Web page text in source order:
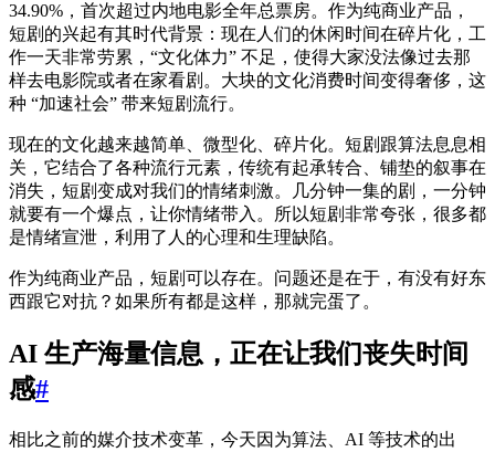
34.90%，首次超过内地电影全年总票房。作为纯商业产品，
短剧的兴起有其时代背景：现在人们的休闲时间在碎片化，工
作一天非常劳累，“文化体力” 不足，使得大家没法像过去那
样去电影院或者在家看剧。大块的文化消费时间变得奢侈，这
种 “加速社会” 带来短剧流行。
现在的文化越来越简单、微型化、碎片化。短剧跟算法息息相
关，它结合了各种流行元素，传统有起承转合、铺垫的叙事在
消失，短剧变成对我们的情绪刺激。几分钟一集的剧，一分钟
就要有一个爆点，让你情绪带入。所以短剧非常夸张，很多都
是情绪宣泄，利用了人的心理和生理缺陷。
作为纯商业产品，短剧可以存在。问题还是在于，有没有好东
西跟它对抗？如果所有都是这样，那就完蛋了。
AI 生产海量信息，正在让我们丧失时间
感#
相比之前的媒介技术变革，今天因为算法、AI 等技术的出